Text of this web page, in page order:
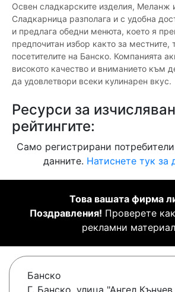
Освен сладкарските изделия, Меланж
Сладкарница разполага и с удобна
и предлага обедни менюта, което я
предпочитан избор както за местните,
посетителите на Банско. Компанията
високото качество и вниманието към
да удовлетвори всеки кулинарен вкус.
Ресурси за
рейтингите:
Само регистрирани
данните. Натиснете тук за
Това вашата фирма
Поздравления! Проверете
рекламни
Банско